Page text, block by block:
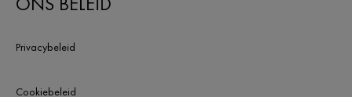
Privacybeleid
Cookiebeleid